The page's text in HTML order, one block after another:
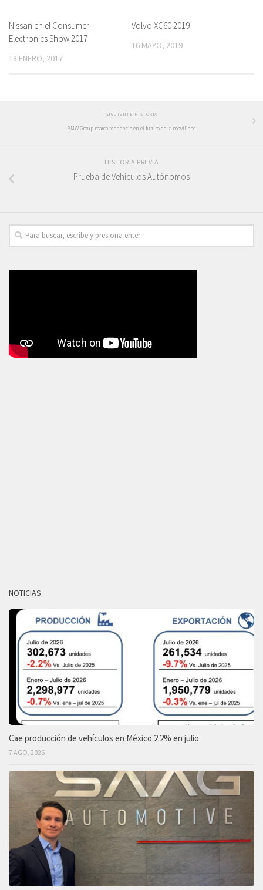
Nissan en el Consumer
Electronics Show 2017
18 ENERO, 2017
Volvo XC60 2019
16 MAYO, 2019
SIGUIENTE HISTORIA
BMW Group marca tendencia en el futuro de la movilidad
HISTORIA PREVIA
Prueba de Vehículos Autónomos
NOTICIAS
Cae producción de vehículos en México 2.2% en julio
7 AGO, 2026